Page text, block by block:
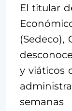
El titular
(Sedeco),
y viáticos